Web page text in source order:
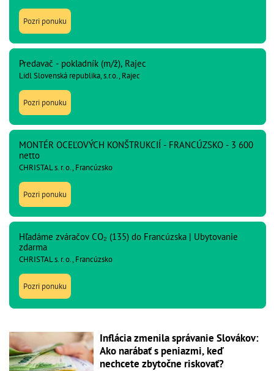
Pozri ponuku
Predavač - pokladník (m/ž), Rajec
Lidl Slovenská republika, s.r.o., Rajec
Pozri ponuku
MONTÉR OCEĽOVÝCH KONŠTRUKCIÍ - FRANCÚZSKO - 3 600
netto
CHRISTAL s. r. o., Francúzsko
Pozri ponuku
Hľadáme zváračov CO₂ (135) do Francúzska | Ubytovanie
zdarma
CHRISTAL s. r. o., Francúzsko
Pozri ponuku
Inflácia zmenila správanie Slovákov:
Ako narábať s peniazmi, keď
nechcete zbytočne riskovať?